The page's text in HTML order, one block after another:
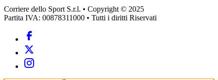
Corriere dello Sport S.r.l. • Copyright © 2025
Partita IVA: 00878311000 • Tutti i diritti Riservati